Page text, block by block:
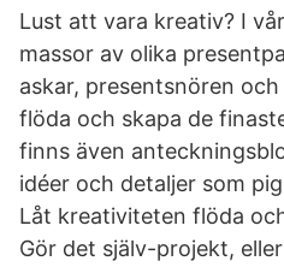
Lust att vara kreativ? I
massor av olika
askar, presentsnören
flöda och skapa de
finns även
idéer och detaljer som
Låt kreativiteten flöda
Gör det själv-projekt,